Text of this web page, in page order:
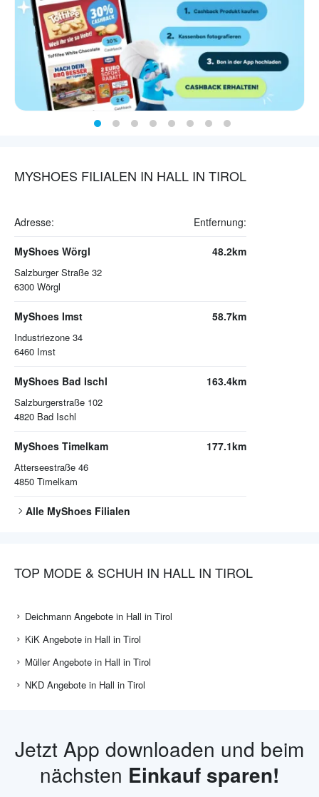
MYSHOES FILIALEN IN HALL IN TIROL
Adresse: Entfernung:
MyShoes Wörgl
Salzburger Straße 32
6300 Wörgl
48.2km
MyShoes Imst
Industriezone 34
6460 Imst
58.7km
MyShoes Bad Ischl
Salzburgerstraße 102
4820 Bad Ischl
163.4km
MyShoes Timelkam
Atterseestraße 46
4850 Timelkam
177.1km
Alle MyShoes Filialen
TOP MODE & SCHUH IN HALL IN TIROL
Deichmann Angebote in Hall in Tirol
KiK Angebote in Hall in Tirol
Müller Angebote in Hall in Tirol
NKD Angebote in Hall in Tirol
Jetzt App downloaden und beim
nächsten Einkauf sparen!